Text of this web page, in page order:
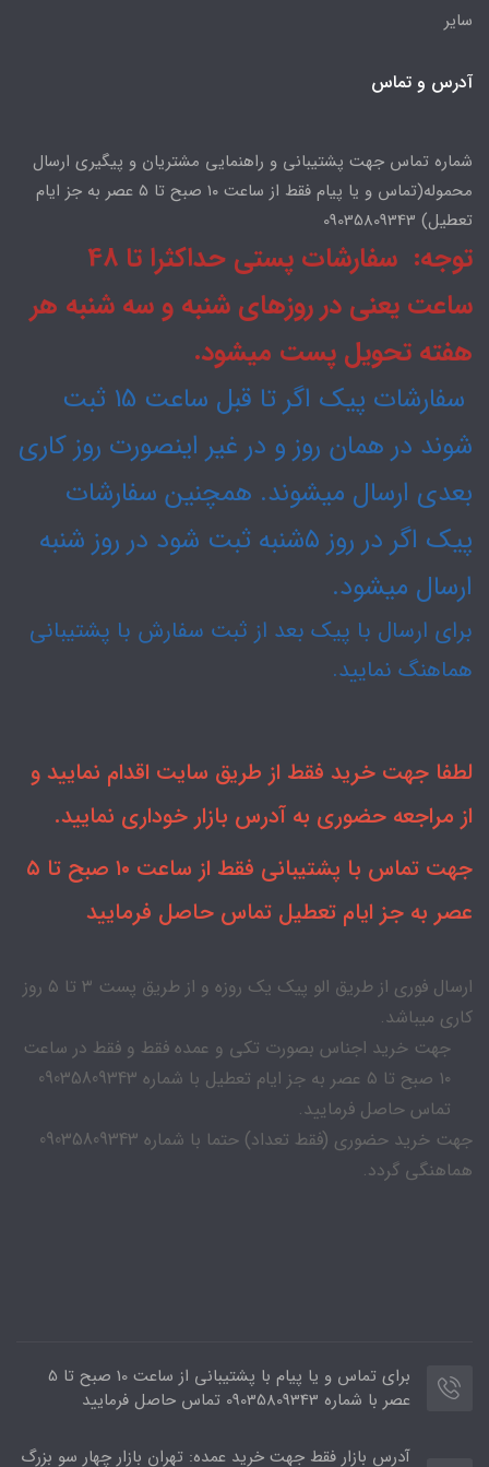
سایر
آدرس و تماس
شماره تماس جهت پشتیبانی و راهنمایی مشتریان و پیگیری ارسال
محموله(تماس و یا پیام فقط از ساعت ۱۰ صبح تا ۵ عصر به جز ایام
تعطیل) 09035809343
توجه: سفارشات پستی حداکثرا تا 48
ساعت یعنی در روزهای شنبه و سه شنبه هر
هفته تحویل پست میشود.
سفارشات پیک اگر تا قبل ساعت 15 ثبت
شوند در همان روز و در غیر اینصورت روز کاری
بعدی ارسال میشوند. همچنین سفارشات
پیک اگر در روز ۵شنبه ثبت شود در روز شنبه
ارسال میشود.
برای ارسال با پیک بعد از ثبت سفارش با پشتیبانی
هماهنگ نمایید.
لطفا جهت خرید فقط از طریق سایت اقدام نمایید و
از مراجعه حضوری به آدرس بازار خوداری نمایید.
جهت تماس با پشتیبانی فقط از ساعت ۱۰ صبح تا ۵
عصر به جز ایام تعطیل تماس حاصل فرمایید
ارسال فوری از طریق الو پیک یک روزه و از طریق پست ۳ تا ۵ روز
کاری میباشد.
جهت خرید اجناس بصورت تکی و عمده فقط و فقط در ساعت
۱۰ صبح تا ۵ عصر به جز ایام تعطیل با شماره 09035809343
تماس حاصل فرمایید.
جهت خرید حضوری (فقط تعداد) حتما با شماره 09035809343
هماهنگی گردد.
برای تماس و یا پیام با پشتیبانی از ساعت 10 صبح تا 5
عصر با شماره 09035809343 تماس حاصل فرمایید
آدرس بازار فقط جهت خرید عمده: تهران بازار چهار سو بزرگ